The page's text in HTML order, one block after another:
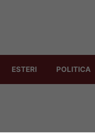
ESTERI POLITICA